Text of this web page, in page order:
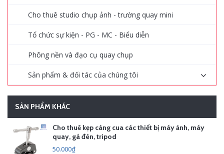
Cho thuê studio chụp ảnh - trường quay mini
Tổ chức sự kiện - PG - MC - Biểu diễn
Phông nền và đạo cụ quay chụp
Sản phẩm & đối tác của chúng tôi
SẢN PHẨM KHÁC
Cho thuê kẹp càng cua các thiết bị máy ảnh, máy
quay, gá đèn, tripod
50.000₫